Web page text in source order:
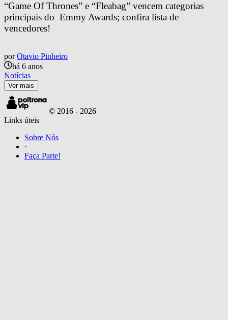
“Game Of Thrones” e “Fleabag” vencem categorias
principais do  Emmy Awards; confira lista de
vencedores!
por Otavio Pinheiro
há 6 anos
Notícias
Ver mais
© 2016 - 2026
Links úteis
Sobre Nós
·
Faça Parte!